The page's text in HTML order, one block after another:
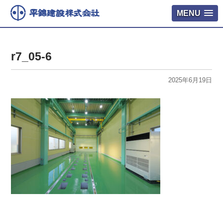
MENU
r7_05-6
2025年6月19日